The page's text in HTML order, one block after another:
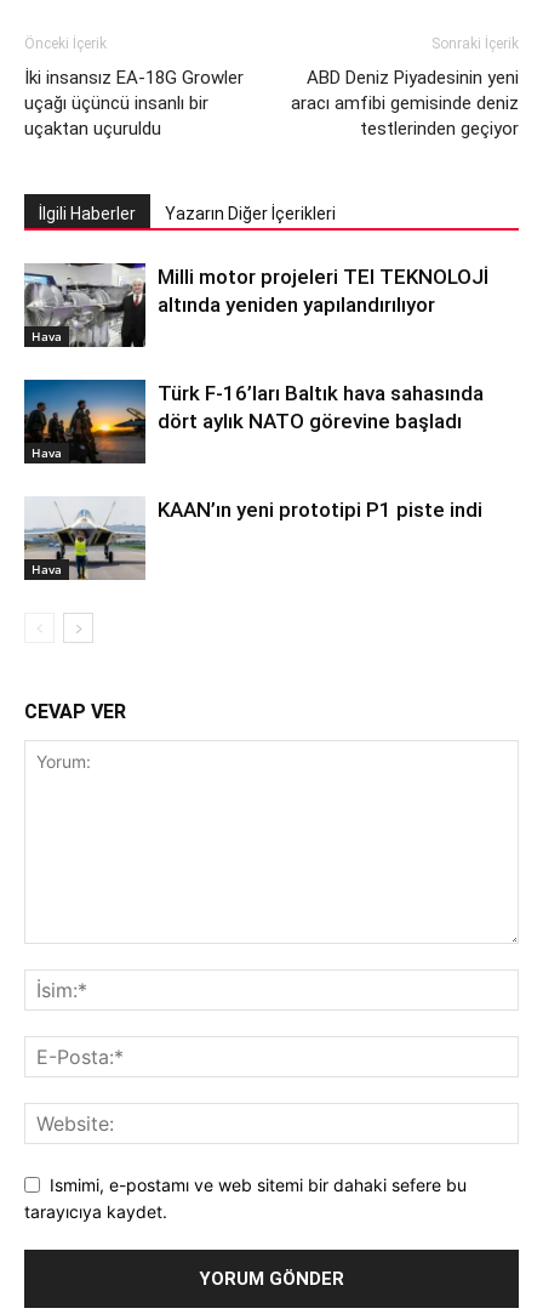
Önceki İçerik
İki insansız EA-18G Growler
uçağı üçüncü insanlı bir
uçaktan uçuruldu
Sonraki İçerik
ABD Deniz Piyadesinin yeni
aracı amfibi gemisinde deniz
testlerinden geçiyor
İlgili Haberler Yazarın Diğer İçerikleri
Hava
Milli motor projeleri TEI TEKNOLOJİ
altında yeniden yapılandırılıyor
Hava
Türk F-16’ları Baltık hava sahasında
dört aylık NATO görevine başladı
Hava
KAAN’ın yeni prototipi P1 piste indi
CEVAP VER
Ismimi, e-postamı ve web sitemi bir dahaki sefere bu
tarayıcıya kaydet.